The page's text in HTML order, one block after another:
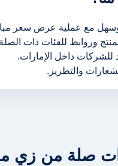
مع عملية عرض سعر
وروابط للفئات ذات
للشركات داخل الإمارات.
والتطريز.
صلة من زي